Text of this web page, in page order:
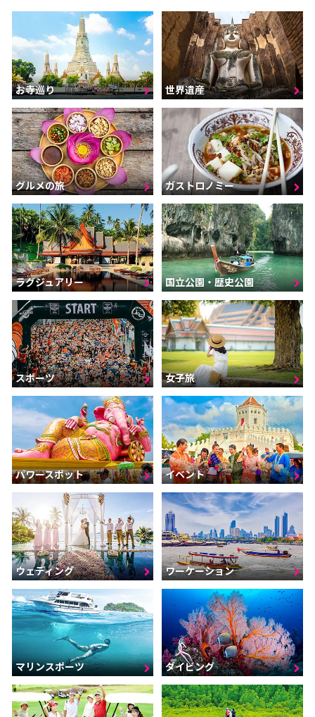
パッターニー
パッタルン
ラノーン
サトゥーン
ソンクラー
スラーターニー
ヤラー
お寺巡り 世界遺産
グルメの旅 ガストロノミー
ラグジュアリー 国立公園・歴史公園
スポーツ 女子旅
パワースポット イベント
ウェディング ワーケーション
マリンスポーツ ダイビング